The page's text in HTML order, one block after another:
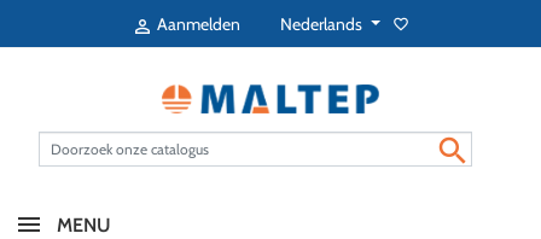
 Aanmelden Nederlands favorite_border

MENU